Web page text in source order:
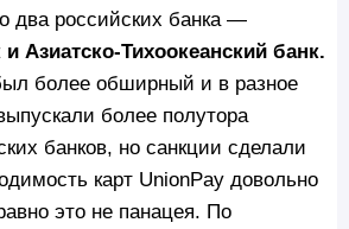
два российских банка —
Азиатско-Тихоокеанский банк.
более обширный и в разное
более полутора
банков, но санкции сделали
карт UnionPay довольно
это не панацея. По